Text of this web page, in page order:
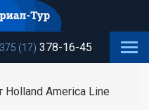
(17) 378-16-45
America Line